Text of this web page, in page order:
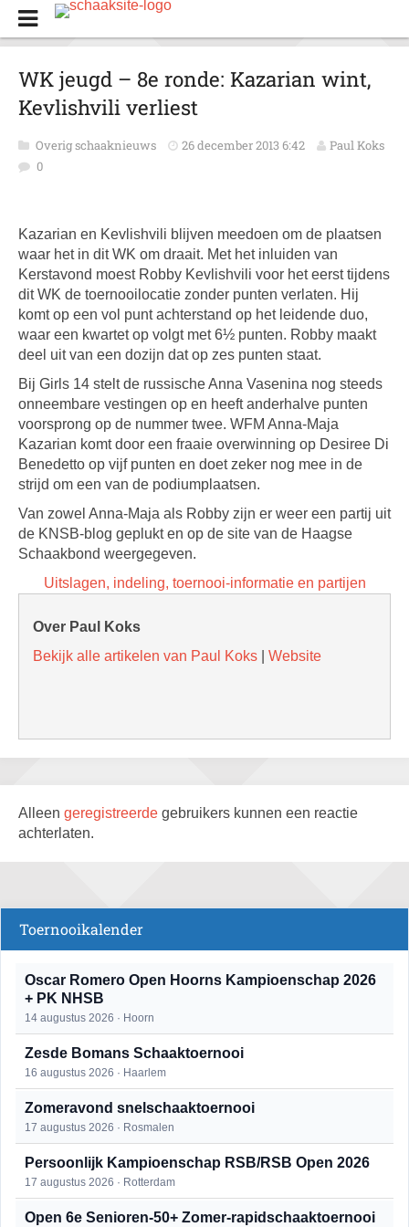
WK jeugd – 8e ronde: Kazarian wint,
Kevlishvili verliest
Overig schaaknieuws 26 december 2013 6:42
Paul Koks
0
Kazarian en Kevlishvili blijven meedoen om de plaatsen
waar het in dit WK om draait. Met het inluiden van
Kerstavond moest Robby Kevlishvili voor het eerst tijdens
dit WK de toernooilocatie zonder punten verlaten. Hij
komt op een vol punt achterstand op het leidende duo,
waar een kwartet op volgt met 6½ punten. Robby maakt
deel uit van een dozijn dat op zes punten staat.
Bij Girls 14 stelt de russische Anna Vasenina nog steeds
onneembare vestingen op en heeft anderhalve punten
voorsprong op de nummer twee. WFM Anna-Maja
Kazarian komt door een fraaie overwinning op Desiree Di
Benedetto op vijf punten en doet zeker nog mee in de
strijd om een van de podiumplaatsen.
Van zowel Anna-Maja als Robby zijn er weer een partij uit
de KNSB-blog geplukt en op de site van de Haagse
Schaakbond weergegeven.
Uitslagen, indeling, toernooi-informatie en partijen
Over Paul Koks
Bekijk alle artikelen van Paul Koks
Website
Alleen geregistreerde gebruikers kunnen een reactie
achterlaten.
Toernooikalender
Oscar Romero Open Hoorns Kampioenschap 2026
+ PK NHSB
14 augustus 2026 · Hoorn
Zesde Bomans Schaaktoernooi
16 augustus 2026 · Haarlem
Zomeravond snelschaaktoernooi
17 augustus 2026 · Rosmalen
Persoonlijk Kampioenschap RSB/RSB Open 2026
17 augustus 2026 · Rotterdam
Open 6e Senioren-50+ Zomer-rapidschaaktoernooi